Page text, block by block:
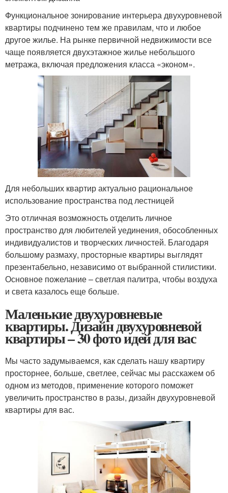
Функциональное зонирование интерьера двухуровневой
квартиры подчинено тем же правилам, что и любое
другое жилье. На рынке первичной недвижимости все
чаще появляется двухэтажное жилье небольшого
метража, включая предложения класса «эконом».
Для небольших квартир актуально рациональное
использование пространства под лестницей
Это отличная возможность отделить личное
пространство для любителей уединения, обособленных
индивидуалистов и творческих личностей. Благодаря
большому размаху, просторные квартиры выглядят
презентабельно, независимо от выбранной стилистики.
Основное пожелание – светлая палитра, чтобы воздуха
и света казалось еще больше.
Маленькие двухуровневые
квартиры. Дизайн двухуровневой
квартиры – 30 фото идей для вас
Мы часто задумываемся, как сделать нашу квартиру
просторнее, больше, светлее, сейчас мы расскажем об
одном из методов, применение которого поможет
увеличить пространство в разы, дизайн двухуровневой
квартиры для вас.